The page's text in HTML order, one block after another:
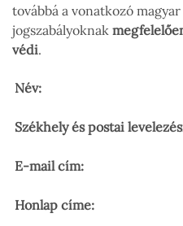
továbbá a vonatkozó
jogszabályoknak
védi.
Név:
Székhely és postai
E-mail cím:
Honlap címe: